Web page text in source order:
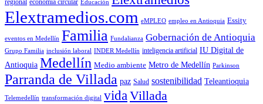
regional economía circular Educación
Elextramedios.com eMPLEO empleo en Antioquia Essity
eventos en Medellín Familia Fundalianza Gobernación de Antioquia
Grupo Familia inclusión laboral INDER Medellín inteligencia artificial IU Digital de
Antioquia Medellín Medio ambiente Metro de Medellín Parkinson
Parranda de Villada paz Salud sostenibilidad Teleantioquia
Telemedellín transformación digital vida Villada